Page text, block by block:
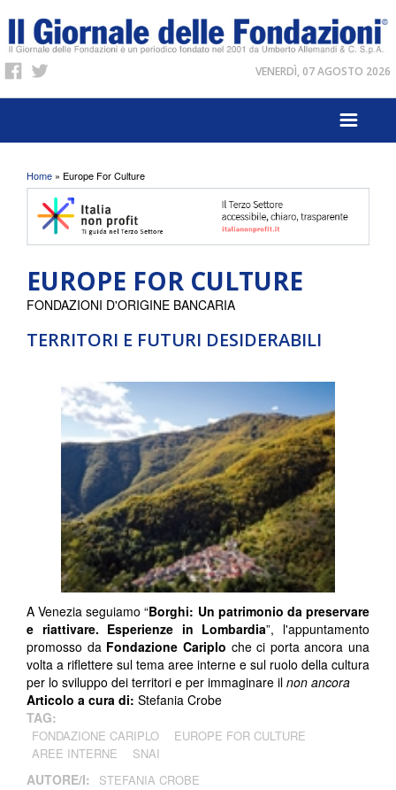
VENERDÌ, 07 AGOSTO 2026
Tu sei qui
Home » Europe For Culture
EUROPE FOR CULTURE
TERRITORI E FUTURI DESIDERABILI
FONDAZIONI D'ORIGINE BANCARIA
A Venezia seguiamo “Borghi: Un patrimonio da preservare
e riattivare. Esperienze in Lombardia”, l'appuntamento
promosso da Fondazione Cariplo che ci porta ancora una
volta a riflettere sul tema aree interne e sul ruolo della cultura
per lo sviluppo dei territori e per immaginare il non ancora
Articolo a cura di: Stefania Crobe
TAG:
FONDAZIONE CARIPLO
EUROPE FOR CULTURE
AREE INTERNE
SNAI
AUTORE/I: STEFANIA CROBE